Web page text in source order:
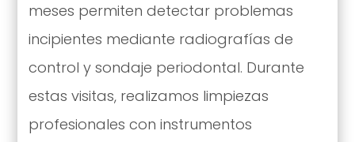
meses permiten detectar problemas
incipientes mediante radiografías de
control y sondaje periodontal. Durante
estas visitas, realizamos limpiezas
profesionales con instrumentos